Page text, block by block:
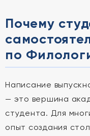
Почему
по
Написание
— это вершина
студента. Для
опыт создания